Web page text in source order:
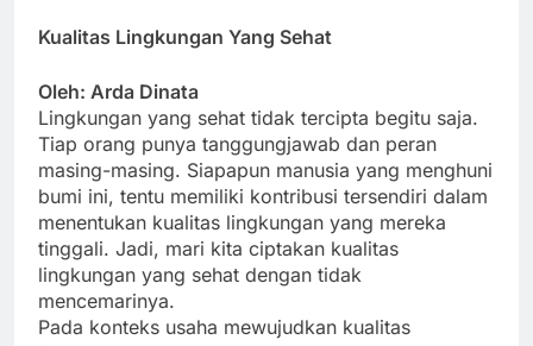
Kualitas Lingkungan Yang Sehat
Oleh: Arda Dinata
Lingkungan yang sehat tidak tercipta begitu saja.
Tiap orang punya tanggungjawab dan peran
masing-masing. Siapapun manusia yang menghuni
bumi ini, tentu memiliki kontribusi tersendiri dalam
menentukan kualitas lingkungan yang mereka
tinggali. Jadi, mari kita ciptakan kualitas
lingkungan yang sehat dengan tidak
mencemarinya.
Pada konteks usaha mewujudkan kualitas